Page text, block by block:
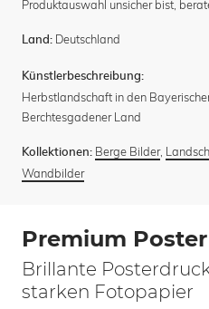
Produktauswahl unsicher bist,
Land: Deutschland
Künstlerbeschreibung:
Herbstlandschaft in den
Berchtesgadener Land
Kollektionen: Berge Bilder,
Wandbilder
Premium Poster
Brillante
starken Fotopapier